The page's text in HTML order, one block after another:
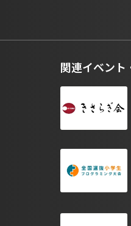
関連イベント